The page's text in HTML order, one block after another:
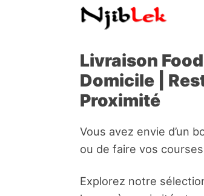
Livraison
Domicile |
Proximité
Vous avez envie d’un
ou de faire vos
Explorez notre